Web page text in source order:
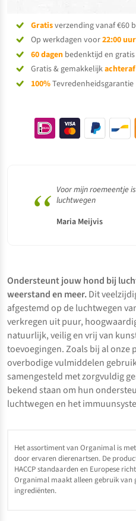
Ondersteunt jouw hond bij
weerstand en meer.Dit
afgestemd op de luchtwegen
verkregen uit puur,
natuurlijk, veilig en vrij van
toevoegingen. Zoals bij al onze
overbodige vulmiddelen
samengesteld met zorgvuldig
bekend staan om hun
luchtwegen en het
Het assortiment van Organimal is
door ervaren dierenartsen. De
HACCP standaarden en Europese
Organimal maakt alleen gebruik van
ingrediënten.
Gratisverzending vanaf €60
Op werkdagen voor22:00 uur
60 dagen bedenktijd en
Gratis & gemakkelijkachteraf
100%Tevredenheidsgarantie
“ Voor mijn roemeentje
luchtwegen
Maria Meijvis